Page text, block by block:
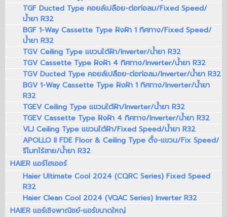
TGF Ducted Type คอยล์เปลือย-ต่อท่อลม/Fixed Speed/
น้ำยา R32
BGF 1-Way Cassette Type ฝังฝ้า 1 ทิศทาง/Fixed Speed/
น้ำยา R32
TGV Ceiling Type แขวนใต้ฝ้า/Inverter/น้ำยา R32
TGV Cassette Type ฝังฝ้า 4 ทิศทาง/Inverter/น้ำยา R32
TGV Ducted Type คอยล์เปลือย-ต่อท่อลม/Inverter/น้ำยา R32
BGV 1-Way Cassette Type ฝังฝ้า 1 ทิศทาง/Inverter/น้ำยา
R32
TGEV Ceiling Type แขวนใต้ฝ้า/Inverter/น้ำยา R32
TGEV Cassette Type ฝังฝ้า 4 ทิศทาง/Inverter/น้ำยา R32
VLJ Ceiling Type แขวนใต้ฝ้า/Fixed Speed/น้ำยา R32
APOLLO II FDE Floor & Ceiling Type ตั้ง-แขวน/Fix Speed/
รีโมทไร้สาย/น้ำยา R32
HAIER แอร์ไฮเออร์
Haier Ultimate Cool 2024 (CQRC Series) Fixed Speed
R32
Haier Clean Cool 2024 (VQAC Series) Inverter R32
HAIER แอร์เชิงพาณิชย์-แอร์ขนาดใหญ่